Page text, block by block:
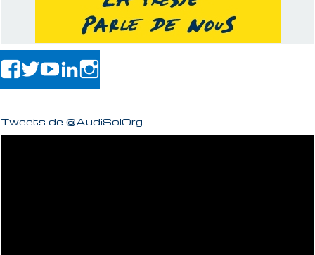
Tweets de @AudiSolOrg